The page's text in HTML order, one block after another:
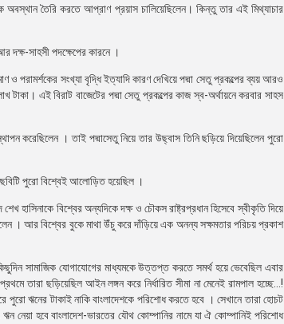
অবস্থান তৈরি করতে আপ্রাণ প্রয়াস চালিয়েছিলেন। কিন্তু তার এই মিথ্যাচার
দক্ষ-সাহসী পদক্ষেপের কারনে ।
পরামর্শকের সংখ্যা বৃদ্ধি ইত্যাদি কারণ দেখিয়ে পদ্মা সেতু প্রকল্পের ব্যয় আরও
টাকা। এই বিরাট বাজেটের পদ্মা সেতু প্রকল্পের কাজ স্ব-অর্থায়নে করবার সাহস
করেছিলেন । তাই পদ্মাসেতু নিয়ে তার উছ্বাস তিনি ছড়িয়ে দিয়েছিলেন পুরো
ছবিটি পুরো বিশ্বেই আলোড়িত হয়েছিল ।
হাসিনাকে বিশ্বের অন্যদিকে দক্ষ ও চৌকস রাষ্ট্রপ্রধান হিসেবে স্বীকৃতি দিয়ে
। আর বিশ্বের বুকে মাথা উঁচু করে দাঁড়িয়ে এক অনন্য সক্ষমতার পরিচয় প্রকাশ
সামাজিক যোগাযোগের মাধ্যমকে উত্তপ্ত করতে সমর্থ হয়ে ভেবেছিল এবার
তারা ছড়িয়েছিল আইন লঙ্গন করে নির্ধারিত সীমা না মেনেই রামপাল হচ্ছে…!
পুরো ঋনের টাকাই নাকি বাংলাদেশকে পরিশোধ করতে হবে । সেখানে তারা হোচট
নেয়া হবে বাংলাদেশ-ভারতের যৌথ কোম্পানির নামে যা ঐ কোম্পানিই পরিশোধ